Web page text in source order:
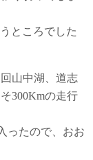
ところでした
山中湖、道志
300Kmの走行
ったので、おお